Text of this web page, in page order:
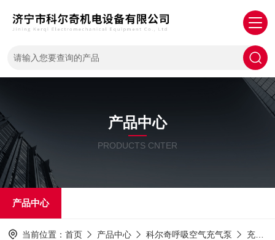
产品中心
PRODUCTS CNTER
产品中心
当前位置： 首页 产品中心 科尔奇呼吸空气充气泵 充填泵